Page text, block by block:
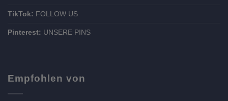
TikTok: FOLLOW US
Pinterest: UNSERE PINS
Empfohlen von